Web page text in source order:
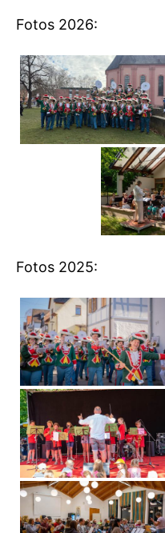
Fotos 2026:
Fotos 2025: